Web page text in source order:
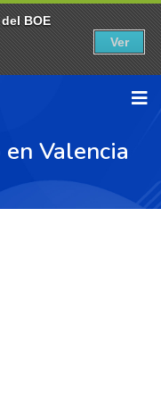
Valencia
BOE
Ver